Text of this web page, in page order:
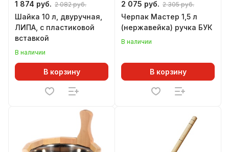
1 874 руб. 2 082 руб.
Шайка 10 л, двуручная,
ЛИПА, с пластиковой
вставкой
В наличии
В корзину
2 075 руб. 2 305 руб.
Черпак Мастер 1,5 л
(нержавейка) ручка БУК
В наличии
В корзину